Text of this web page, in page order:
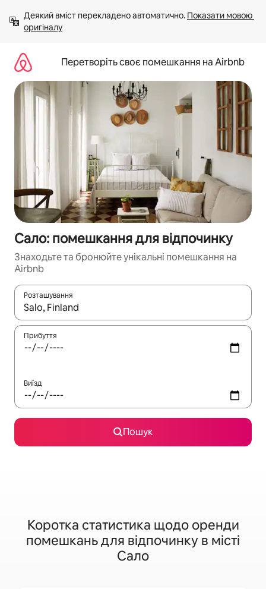
вмісту
Деякий вміст перекладено автоматично. Показати мовою
оригіналу
Перетворіть своє помешкання на Airbnb
Сало: помешкання для відпочинку
Знаходьте та бронюйте унікальні помешкання на
Airbnb
Розташування
Отримавши результати пошуку, використовуйте для
Прибуття
Виїзд
Пошук
Коротка статистика щодо оренди
помешкань для відпочинку в місті
Сало